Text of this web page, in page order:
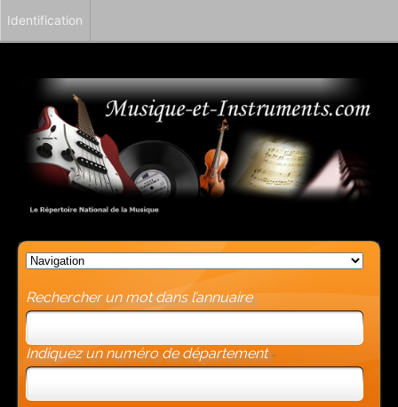
Rechercher un mot dans l’annuaire
Indiquez un numéro de département -
Identification